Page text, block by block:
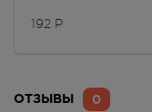
192 Р
0
ОТЗЫВЫ